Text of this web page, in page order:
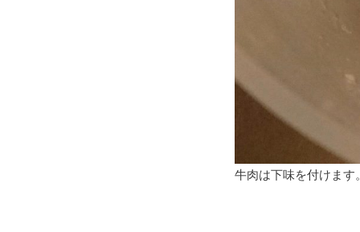
牛肉は下味を付けます